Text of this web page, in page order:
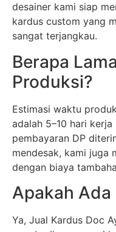
desainer kami siap
kardus custom yang
sangat terjangkau.
Berapa
Produksi?
Estimasi waktu
adalah 5–10 hari
pembayaran DP
mendesak, kami juga
dengan biaya
Apakah Ada
Ya, Jual Kardus Doc